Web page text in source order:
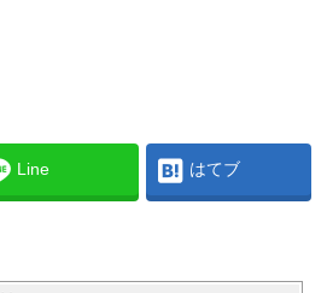
Line はてブ